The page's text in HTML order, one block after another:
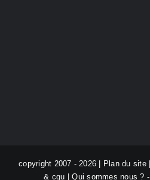
copyright 2007 - 2026 | Plan du site|
& cgu |Qui sommes nous ? -